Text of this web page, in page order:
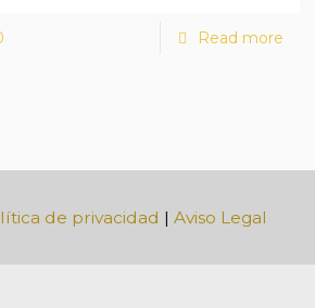
Read more
de privacidad |Aviso Legal